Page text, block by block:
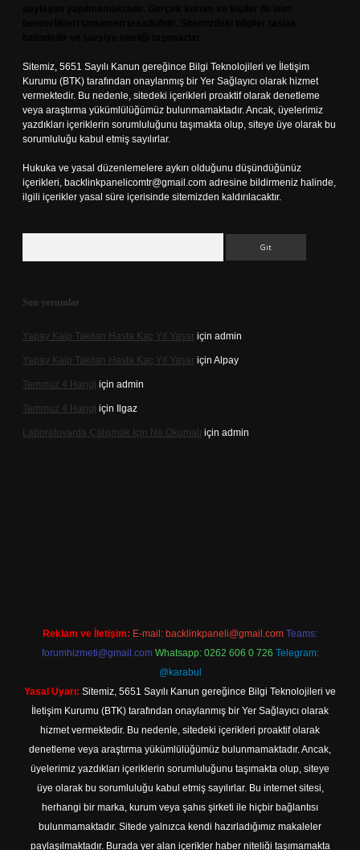
Sitemiz, 5651 Sayılı Kanun gereğince Bilgi Teknolojileri ve İletişim
Kurumu (BTK) tarafından onaylanmış bir Yer Sağlayıcı olarak hizmet
vermektedir. Bu nedenle, sitedeki içerikleri proaktif olarak denetleme
veya araştırma yükümlülüğümüz bulunmamaktadır. Ancak, üyelerimiz
yazdıkları içeriklerin sorumluluğunu taşımakta olup, siteye üye olarak bu
sorumluluğu kabul etmiş sayılırlar.
Hukuka ve yasal düzenlemelere aykırı olduğunu düşündüğünüz
içerikleri, backlinkpanelicomtr@gmail.com adresine bildirmeniz halinde,
ilgili içerikler yasal süre içerisinde sitemizden kaldırılacaktır.
Son yorumlar
Yapay Kalp Takılan Hasta Kaç Yıl Yaşar için admin
Yapay Kalp Takılan Hasta Kaç Yıl Yaşar için Alpay
Temmuz 4 Hangi için admin
Temmuz 4 Hangi için Ilgaz
Laboratuvarda Çalışmak Için Ne Okumalı için admin
Reklam ve İletişim: E-mail: backlinkpaneli@gmail.com Teams:
forumhizmeti@gmail.com Whatsapp: 0262 606 0 726 Telegram:
@karabul
Yasal Uyarı: Sitemiz, 5651 Sayılı Kanun gereğince Bilgi Teknolojileri ve
İletişim Kurumu (BTK) tarafından onaylanmış bir Yer Sağlayıcı olarak
hizmet vermektedir. Bu nedenle, sitedeki içerikleri proaktif olarak
denetleme veya araştırma yükümlülüğümüz bulunmamaktadır. Ancak,
üyelerimiz yazdıkları içeriklerin sorumluluğunu taşımakta olup, siteye
üye olarak bu sorumluluğu kabul etmiş sayılırlar. Bu internet sitesi,
herhangi bir marka, kurum veya şahıs şirketi ile hiçbir bağlantısı
bulunmamaktadır. Sitede yalnızca kendi hazırladığımız makaleler
paylaşılmaktadır. Burada yer alan içerikler haber niteliği taşımamakta